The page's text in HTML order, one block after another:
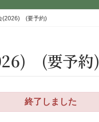
(2026) (要予約)
(要予約)